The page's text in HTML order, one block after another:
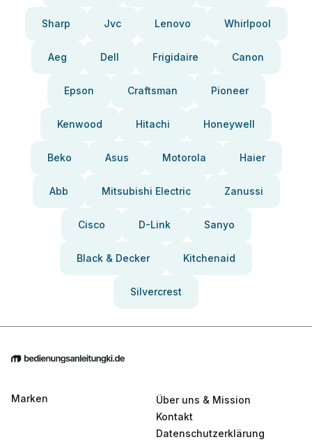
Sharp Jvc Lenovo Whirlpool
Aeg Dell Frigidaire Canon
Epson Craftsman Pioneer
Kenwood Hitachi Honeywell
Beko Asus Motorola Haier
Abb Mitsubishi Electric Zanussi
Cisco D-Link Sanyo
Black & Decker Kitchenaid
Silvercrest
Marken
Über uns & Mission
Kontakt
Datenschutzerklärung